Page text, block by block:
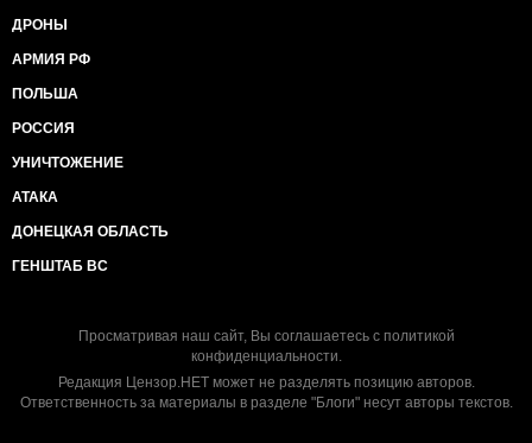
ДРОНЫ
АРМИЯ РФ
ПОЛЬША
РОССИЯ
УНИЧТОЖЕНИЕ
АТАКА
ДОНЕЦКАЯ ОБЛАСТЬ
ГЕНШТАБ ВС
Просматривая наш сайт, Вы соглашаетесь с политикой
конфиденциальности.
Редакция Цензор.НЕТ может не разделять позицию авторов.
Ответственность за материалы в разделе "Блоги" несут авторы текстов.